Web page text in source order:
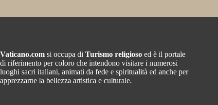
Vaticano.com si occupa di Turismo religioso ed è il portale
di riferimento per coloro che intendono visitare i numerosi
luoghi sacri italiani, animati da fede e spiritualità ed anche per
apprezzarne la bellezza artistica e culturale.